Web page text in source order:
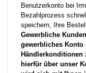
Benutzerkonto bei
Bezahlprozess
speichern, Ihre
Gewerbliche
gewerbliches Konto
Händlerkonditionen
hierfür über unser